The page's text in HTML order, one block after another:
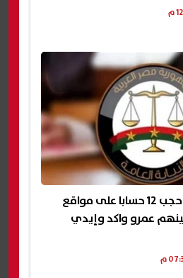
النيابة العامة تقرر حجب 12 حسابا على مواقع
عمرو واكد وإيدي